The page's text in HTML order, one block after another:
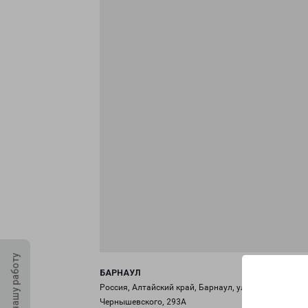
БАРНАУЛ
Россия, Алтайский край, Барнаул, улица
Чернышевского, 293А